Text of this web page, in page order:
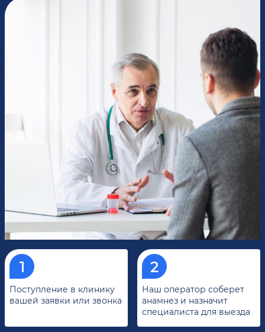
Поступление в клинику
вашей заявки или звонка
Наш оператор соберет
анамнез и назначит
специалиста для выезда